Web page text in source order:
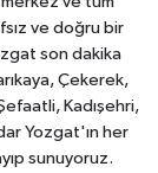
ve doğru bir
son dakika
Çekerek,
Kadışehri,
Yozgat'ın her
sunuyoruz.